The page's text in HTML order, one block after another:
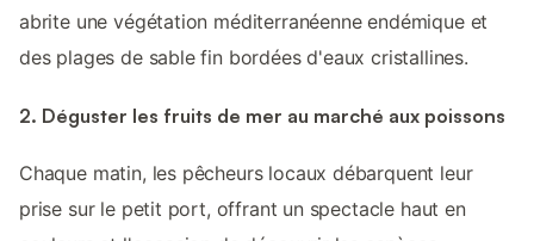
abrite une végétation méditerranéenne endémique et
des plages de sable fin bordées d'eaux cristallines.
2. Déguster les fruits de mer au marché aux poissons
Chaque matin, les pêcheurs locaux débarquent leur
prise sur le petit port, offrant un spectacle haut en